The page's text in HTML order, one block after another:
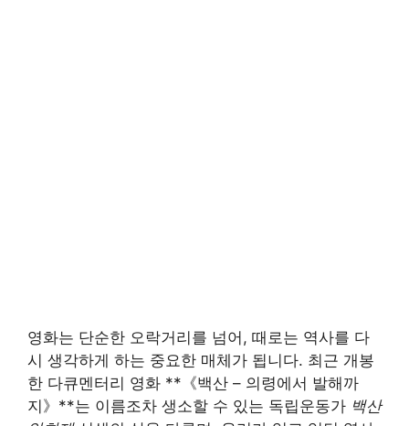
영화는 단순한 오락거리를 넘어, 때로는 역사를 다
시 생각하게 하는 중요한 매체가 됩니다. 최근 개봉
한 다큐멘터리 영화 **《백산 – 의령에서 발해까
지》**는 이름조차 생소할 수 있는 독립운동가 백산